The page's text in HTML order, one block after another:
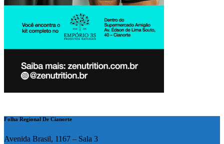
Folha Regional De Cianorte
Avenida Brasil, 1167 – Sala 3